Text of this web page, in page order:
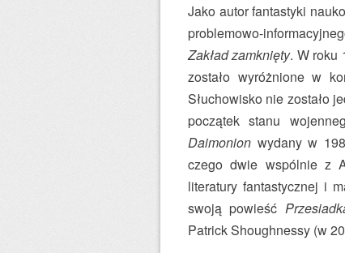
Jako autor fantastyki
problemowo-
Zakład zamknięty. W roku
zostało wyróżnione w
Słuchowisko nie zostało
początek stanu
Daimonion wydany w
czego dwie wspólnie z
literatury fantastycznej i
swoją powieść
Patrick Shoughnessy (w